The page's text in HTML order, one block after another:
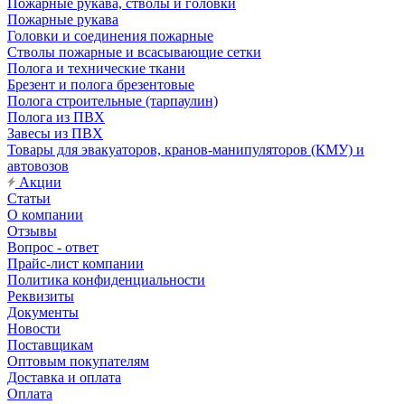
Пожарные рукава, стволы и головки
Пожарные рукава
Головки и соединения пожарные
Стволы пожарные и всасывающие сетки
Полога и технические ткани
Брезент и полога брезентовые
Полога строительные (тарпаулин)
Полога из ПВХ
Завесы из ПВХ
Товары для эвакуаторов, кранов-манипуляторов (КМУ) и
автовозов
Акции
Статьи
О компании
Отзывы
Вопрос - ответ
Прайс-лист компании
Политика конфиденциальности
Реквизиты
Документы
Новости
Поставщикам
Оптовым покупателям
Доставка и оплата
Оплата